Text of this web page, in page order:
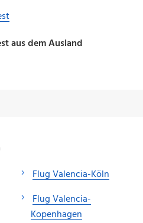
aus dem Ausland
Flug Valencia-Köln
Flug Valencia-
Kopenhagen